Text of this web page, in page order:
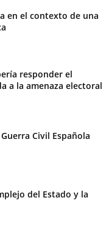
en el contexto de una
responder el
a la amenaza electoral
Civil Española
del Estado y la